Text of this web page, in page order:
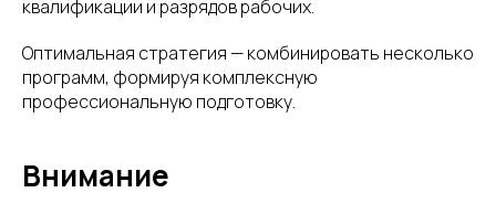
квалификации и разрядов рабочих.
Оптимальная стратегия — комбинировать несколько
программ, формируя комплексную
профессиональную подготовку.
Внимание